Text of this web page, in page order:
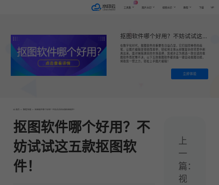
工具集 图片水印 视频水印 教程 下载 VIP
抠图软件哪个好用？不妨试试这五款抠图软件！
在数字化时代，抠图软件的重要性日益凸显，它们如同神奇的画
笔，让图片编辑变得轻而易举，轻松将主体从纷繁复杂的背景中剥
离出来。面对琳琅满目的市场选择，您或许正为挑选一款合适的抠
图软件而犹豫不决，以下五款抠图软件都具备一键自动抠图功能，
将助您一臂之力，轻松上手图片编辑！
立即体验
首页 > 教程|专题 > 抠图软件哪个好用？不妨试试这五款抠图软件！
抠图软件哪个好用？不
妨试试这五款抠图软
件！
上
一
篇：
视